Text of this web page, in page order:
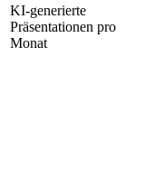
KI-generierte
Präsentationen pro
Monat